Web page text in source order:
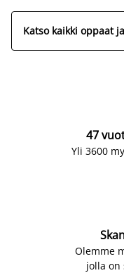
Katso kaikki oppaat
47
Yli 3600
Olemme
jolla on